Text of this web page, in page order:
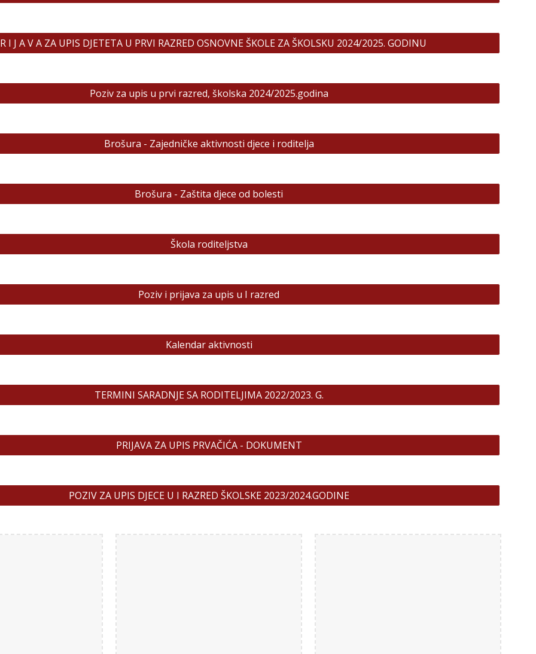
I J A V A ZA UPIS DJETETA U PRVI RAZRED OSNOVNE ŠKOLE ZA ŠKOLSKU 2024/2025. GODINU
Poziv za upis u prvi razred, školska 2024/2025.godina
Brošura - Zajedničke aktivnosti djece i roditelja
Brošura - Zaštita djece od bolesti
Škola roditeljstva
Poziv i prijava za upis u I razred
Kalendar aktivnosti
TERMINI SARADNJE SA RODITELJIMA 2022/2023. G.
PRIJAVA ZA UPIS PRVAČIĆA - DOKUMENT
POZIV ZA UPIS DJECE U I RAZRED ŠKOLSKE 2023/2024.GODINE